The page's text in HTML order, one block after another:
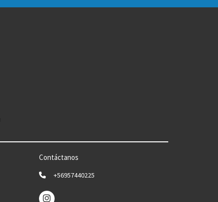
Contáctanos
+56957440225